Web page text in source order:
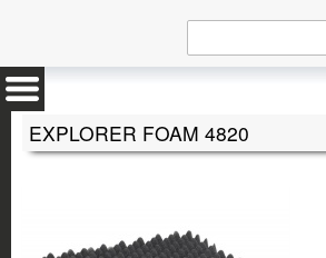
EXPLORER FOAM 4820